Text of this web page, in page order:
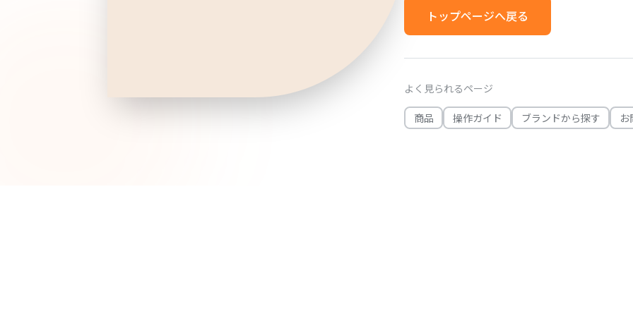
トップページへ戻る
よく見られるページ
商品 操作ガイド ブランドから探す お